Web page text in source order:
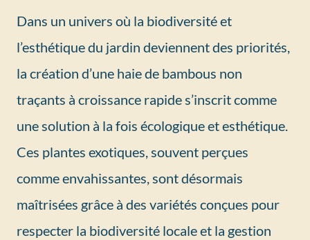
Dans un univers où la biodiversité et
l’esthétique du jardin deviennent des priorités,
la création d’une haie de bambous non
traçants à croissance rapide s’inscrit comme
une solution à la fois écologique et esthétique.
Ces plantes exotiques, souvent perçues
comme envahissantes, sont désormais
maîtrisées grâce à des variétés conçues pour
respecter la biodiversité locale et la gestion